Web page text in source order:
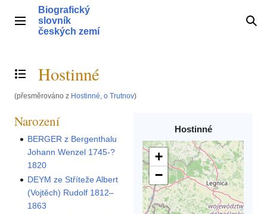
obsahHlavní menu
Biografický
slovník
českých zemí
Přepnout obsah
Hostinné
(přesměrováno z Hostinné, o Trutnov)
Hostinné
+
−
Narození
BERGER z Bergenthalu
Johann Wenzel 1745-?
1820
DEYM ze Stříteže Albert
(Vojtěch) Rudolf 1812–
1863